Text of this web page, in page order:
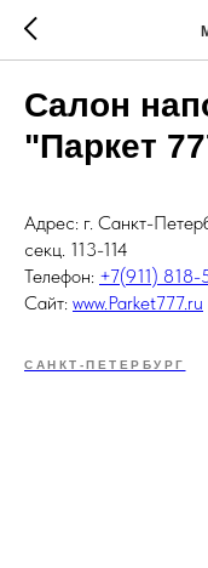
Салон
"Паркет
Адрес: г. Санкт-
секц. 113-114
Телефон: +7(911) 818-
Сайт: www.Parket777.ru
САНКТ-ПЕТЕРБУРГ